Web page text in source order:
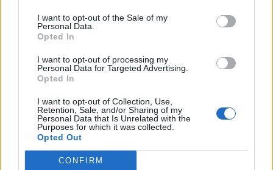
I want to opt-out of the Sale of my
Personal Data.
Opted In
I want to opt-out of processing my
Personal Data for Targeted Advertising.
Opted In
I want to opt-out of Collection, Use,
Retention, Sale, and/or Sharing of my
Personal Data that Is Unrelated with the
Purposes for which it was collected.
Opted Out
CONFIRM